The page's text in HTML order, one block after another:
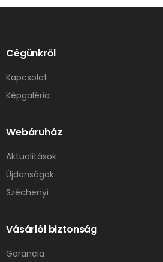
Cégünkről
Kapcsolat
Képgaléria
Webáruház
Aktualitások
Újdonságok
Széchenyi
Vásárlói biztonság
Garancia